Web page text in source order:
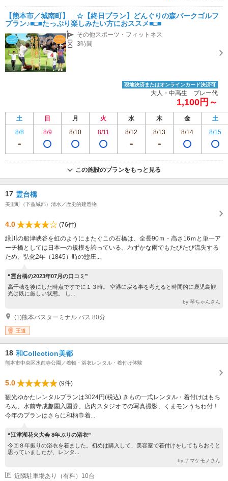
【熊本市／城南町】 ☆【終日プラン】どんぐりの森パークゴルフ
プラン♪■□■たっぷり楽しみたい方におススメ■□■
その他スポーツ・フィットネス
3時間
現地決済またはオンラインカード決済可
大人・中高生 プレー代
1,100円～
土 日 月 火 水 木 金
土
8/8
8/9 8/10 8/11 8/12 8/13 8/14 8/15
この施設のプランをもっと見る
17 霊台橋
美里町（下益城郡）清水／歴史的建造物
4.0
(76件)
緑川の船津峡谷を虹のようにまたぐこの石橋は、全長90ｍ・高さ16ｍと単一ア
ーチ橋としては日本一の規模を誇っている。わずかな雨でもたびたび流失する
ため、弘化2年（1845）時の惣庄...
“霊台橋の2023年07月の口コミ”
高千穂を後にした時点ですでに１３時。 空港に戻る事を考えると時間的に鹿児島観
光は既に厳しい状態。 し...
by 琴ちゃんさん
(1)熊本バスターミナル バス 80分
王道
18 和Collection美都
熊本市中央区水前寺公園／着物・浴衣レンタル・着付け体験
5.0
(9件)
観光ゆかたレンタルプランは3024円(税込) きもの一式レンタル・着付けはもち
ろん、水前寺成趣園入園券、店内スタジオでの写真撮影、くまモンうちわ付！
今年のプランはさらに和柄巾着...
“江津湖花火大会 8年ぶりの浴衣”
今回８年振りの浴衣を着ました。初めは購入して、美容室で着付けをしてもらおうと
思っていましたが、レンタ...
by ナマケモノさん
近隣駐車場あり（有料）10台